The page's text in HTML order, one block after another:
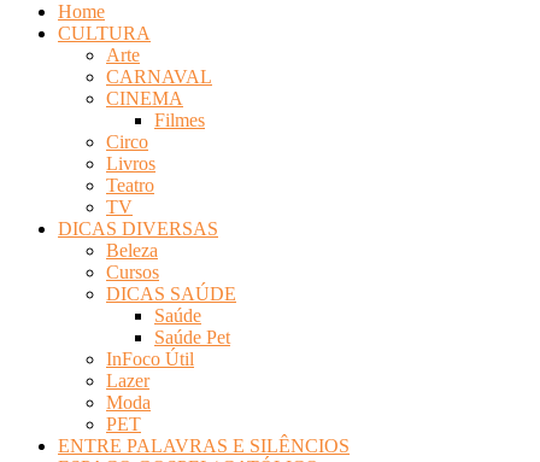
Home
CULTURA
Arte
CARNAVAL
CINEMA
Filmes
Circo
Livros
Teatro
TV
DICAS DIVERSAS
Beleza
Cursos
DICAS SAÚDE
Saúde
Saúde Pet
InFoco Útil
Lazer
Moda
PET
ENTRE PALAVRAS E SILÊNCIOS